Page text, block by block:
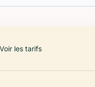
Voir les tarifs